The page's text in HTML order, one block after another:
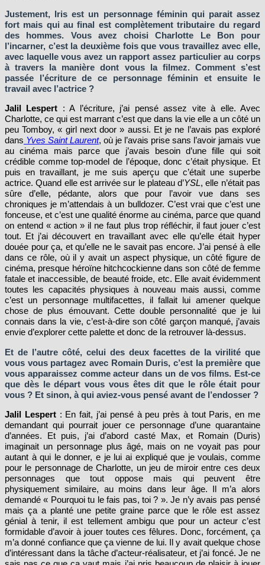
Justement, Iris est un personnage féminin qui parait assez
fort mais qui au final est complètement tributaire du regard
des hommes. Vous avez choisi Charlotte Le Bon pour
l’incarner, c’est la deuxième fois que vous travaillez avec elle,
avec laquelle vous avez un rapport assez particulier au corps
à travers la manière dont vous la filmez. Comment s’est
passée l’écriture de ce personnage féminin et ensuite le
travail avec l’actrice ?
Jalil Lespert : A l’écriture, j’ai pensé assez vite à elle. Avec
Charlotte, ce qui est marrant c’est que dans la vie elle a un côté un
peu Tomboy, « girl next door » aussi. Et je ne l’avais pas exploré
dans Yves Saint Laurent, où je l’avais prise sans l’avoir jamais vue
au cinéma mais parce que j’avais besoin d’une fille qui soit
crédible comme top-model de l’époque, donc c’était physique. Et
puis en travaillant, je me suis aperçu que c’était une superbe
actrice. Quand elle est arrivée sur le plateau d’YSL, elle n’était pas
sûre d’elle, pédante, alors que pour l’avoir vue dans ses
chroniques je m’attendais à un bulldozer. C’est vrai que c’est une
fonceuse, et c’est une qualité énorme au cinéma, parce que quand
on entend « action » il ne faut plus trop réfléchir, il faut jouer c’est
tout. Et j’ai découvert en travaillant avec elle qu’elle était hyper
douée pour ça, et qu’elle ne le savait pas encore. J’ai pensé à elle
dans ce rôle, où il y avait un aspect physique, un côté figure de
cinéma, presque héroïne hitchcockienne dans son côté de femme
fatale et inaccessible, de beauté froide, etc. Elle avait évidemment
toutes les capacités physiques à nouveau mais aussi, comme
c’est un personnage multifacettes, il fallait lui amener quelque
chose de plus émouvant. Cette double personnalité que je lui
connais dans la vie, c’est-à-dire son côté garçon manqué, j’avais
envie d’explorer cette palette et donc de la retrouver là-dessus.
Et de l’autre côté, celui des deux facettes de la virilité que
vous vous partagez avec Romain Duris, c’est la première que
vous apparaissez comme acteur dans un de vos films. Est-ce
que dès le départ vous vous êtes dit que le rôle était pour
vous ? Et sinon, à qui aviez-vous pensé avant de l’endosser ?
Jalil Lespert: En fait, j’ai pensé à peu près à tout Paris, en me
demandant qui pourrait jouer ce personnage d’une quarantaine
d’années. Et puis, j’ai d’abord casté Max, et Romain (Duris)
imaginait un personnage plus âgé, mais on ne voyait pas pour
autant à qui le donner, e je lui ai expliqué que je voulais, comme
pour le personnage de Charlotte, un jeu de miroir entre ces deux
personnages que tout oppose mais qui peuvent être
physiquement similaire, au moins dans leur âge. Il m’a alors
demandé « Pourquoi tu le fais pas, toi ? ». Je n’y avais pas pensé
mais ça a planté une petite graine parce que le rôle est assez
génial à tenir, il est tellement ambigu que pour un acteur c’est
formidable d’avoir à jouer toutes ces fêlures. Donc, forcément, ça
m’a donné confiance que ça vienne de lui. Il y avait quelque chose
d’intéressant dans la tâche d’acteur-réalisateur, et j’ai foncé. Je ne